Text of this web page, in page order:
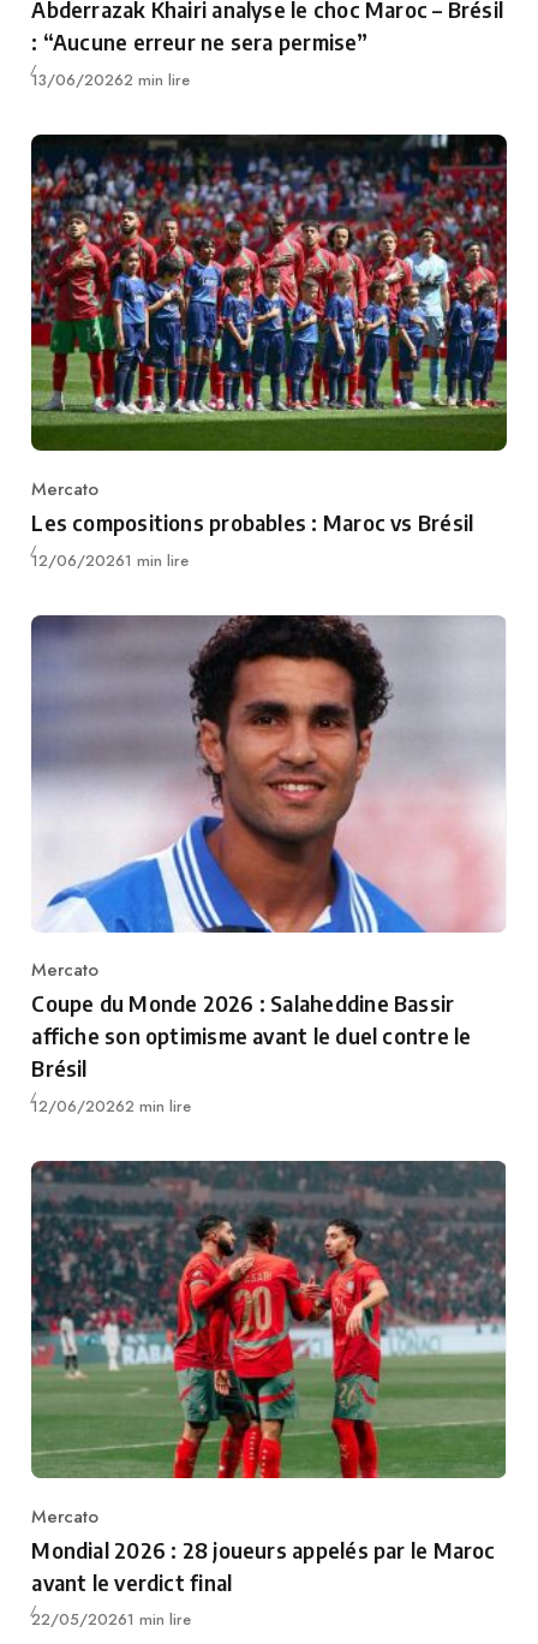
Abderrazak Khairi analyse le choc Maroc – Brésil
: “Aucune erreur ne sera permise”
Publié
13/06/20262 min lire
Category
Mercato
Les compositions probables : Maroc vs Brésil
Publié
12/06/20261 min lire
Category
Mercato
Coupe du Monde 2026 : Salaheddine Bassir
affiche son optimisme avant le duel contre le
Brésil
Publié
12/06/20262 min lire
Category
Mercato
Mondial 2026 : 28 joueurs appelés par le Maroc
avant le verdict final
Publié
22/05/20261 min lire